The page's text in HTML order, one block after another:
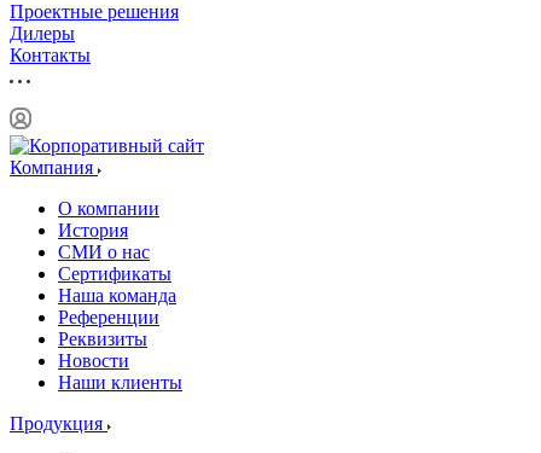
Проектные решения
Дилеры
Контакты
Компания
О компании
История
СМИ о нас
Cертификаты
Наша команда
Референции
Реквизиты
Новости
Наши клиенты
Продукция